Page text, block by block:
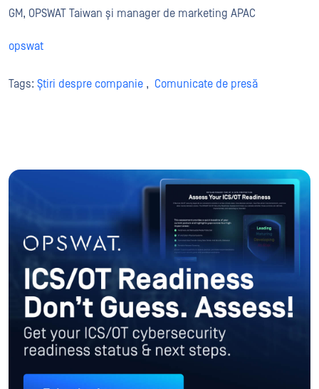
GM, OPSWAT Taiwan și manager de marketing APAC
opswat
Tags: Știri despre companie , Comunicate de presă